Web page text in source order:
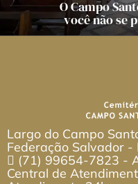
O Campo
você não se
Largo do Campo
Federação Salvador
(71) 99654-7823 -
Central de